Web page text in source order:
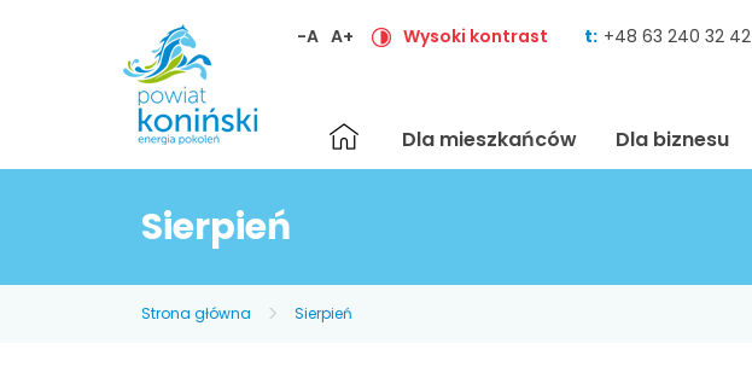
-A A+ Wysoki kontrast t: +48 63 240 32 42
Strona
główna
Dla mieszkańców Dla biznesu
Sierpień
Strona główna Sierpień